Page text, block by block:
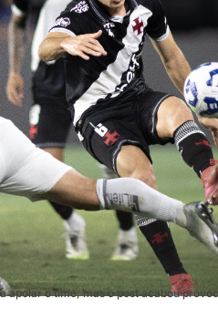
o time, mas o post acabou